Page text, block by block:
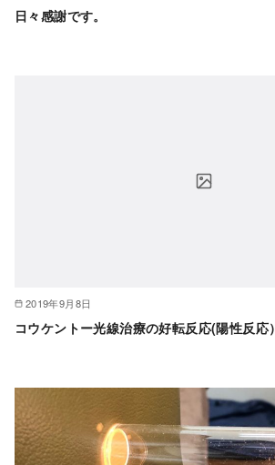
日々感謝です。
2019年9月8日
コウケントー光線治療の好転反応(陽性反応）